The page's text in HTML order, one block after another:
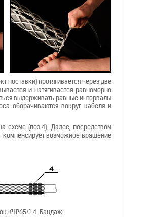
поставки) протягивается через две
и натягивается равномерно
выдерживать равные интервалы
оборачиваются вокруг кабеля и
схеме (поз.4). Далее, посредством
компенсирует возможное вращение
КЧР65/1 4. Бандаж